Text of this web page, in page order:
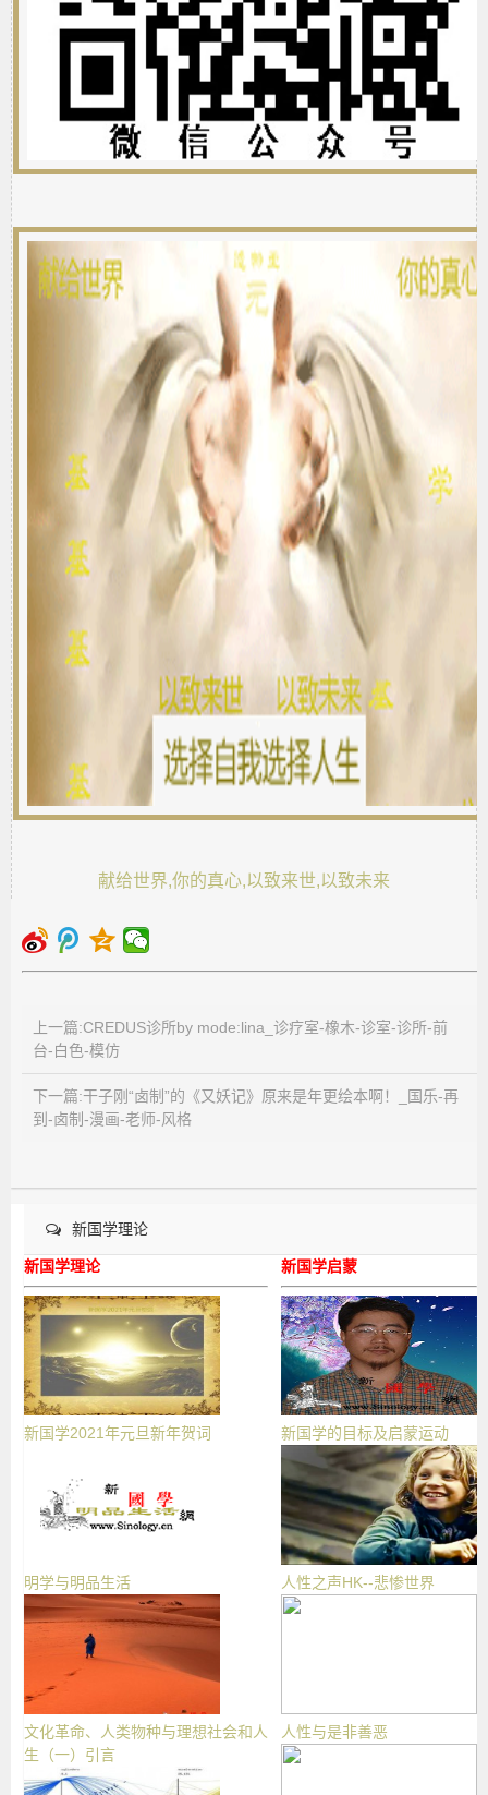
献给世界,你的真心,以致来世,以致未来
上一篇:CREDUS诊所by mode:lina_诊疗室-橡木-诊室-诊所-前
台-白色-模仿
下一篇:干子刚“卤制”的《又妖记》原来是年更绘本啊！_国乐-再
到-卤制-漫画-老师-风格
新国学理论
新国学理论
新国学2021年元旦新年贺词
明学与明品生活
文化革命、人类物种与理想社会和人
生（一）引言
新国学启蒙
新国学的目标及启蒙运动
人性之声HK--悲惨世界
人性与是非善恶